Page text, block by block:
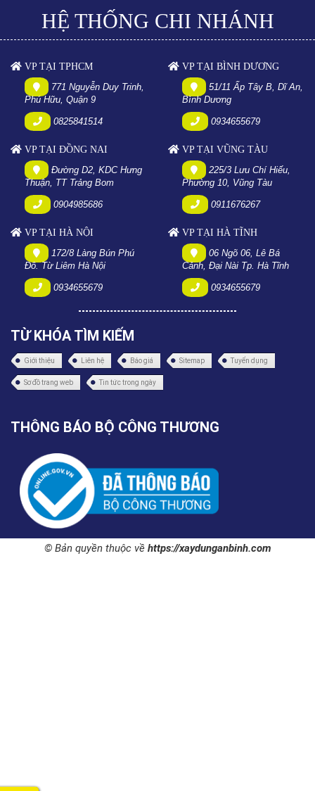
HỆ THỐNG CHI NHÁNH
VP TẠI TPHCM
771 Nguyễn Duy Trinh,
Phú Hữu, Quận 9
0825841514
VP TẠI BÌNH DƯƠNG
51/11 Ấp Tây B, Dĩ An,
Bình Dương
0934655679
VP TẠI ĐỒNG NAI
Đường D2, KDC Hưng
Thuận, TT Trảng Bom
0904985686
VP TẠI VŨNG TÀU
225/3 Lưu Chí Hiếu,
Phường 10, Vũng Tàu
0911676267
VP TẠI HÀ NỘI
172/8 Làng Bún Phú
Đô. Từ Liêm Hà Nội
0934655679
VP TẠI HÀ TĨNH
06 Ngõ 06, Lê Bá
Cảnh, Đại Nài Tp. Hà Tĩnh
0934655679
TỪ KHÓA TÌM KIẾM
Giới thiệu Liên hệ Báo giá Sitemap Tuyển dụng
Sơ đồ trang web Tin tức trong ngày
THÔNG BÁO BỘ CÔNG THƯƠNG
© Bản quyền thuộc về https://xaydunganbinh.com